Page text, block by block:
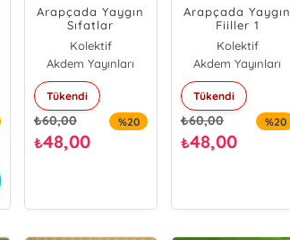
Arapçada Yaygın
Sıfatlar
Kolektif
Akdem Yayınları
Tükendi
₺60,00
₺48,00
%20
Arapçada Yaygın
Fiiller 1
Kolektif
Akdem Yayınları
Tükendi
₺60,00
₺48,00
%20